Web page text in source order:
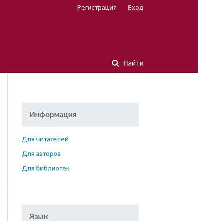
Найти
Регистрация Вход
Информация
Для читателей
Для авторов
Для библиотек
Язык